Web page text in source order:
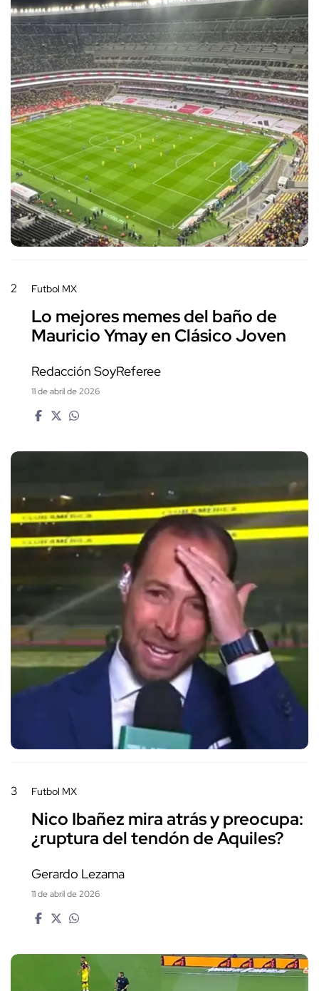
2 Futbol MX
Lo mejores memes del baño de
Mauricio Ymay en Clásico Joven
Redacción SoyReferee
11 de abril de 2026
3 Futbol MX
Nico Ibañez mira atrás y preocupa:
¿ruptura del tendón de Aquiles?
Gerardo Lezama
11 de abril de 2026